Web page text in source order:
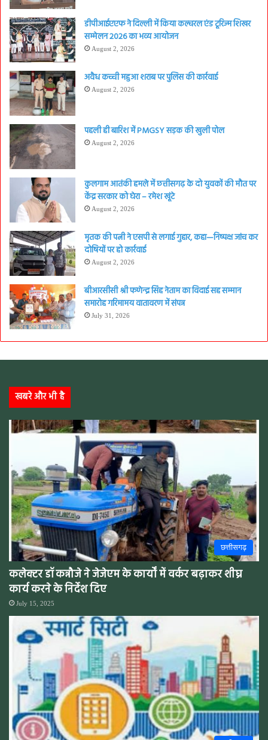
डीपीआईएएफ ने दिल्ली में किया कल्चरल एंड टूरिज्म शिखर
सम्मेलन 2026 का भव्य आयोजन
August 2, 2026
अवैध कच्ची महुआ शराब पर पुलिस की कार्रवाई
August 2, 2026
पहली ही बारिश में PMGSY सड़क की खुली पोल
August 2, 2026
कुलगाम आतंकी हमले में छत्तीसगढ़ के दो युवकों की मौत पर
केंद्र सरकार को घेरा – रमेश खूंटे
August 2, 2026
मृतक की पत्नी ने एसपी से लगाई गुहार, कहा—निष्पक्ष जांच कर
दोषियों पर हो कार्रवाई
August 2, 2026
बीआरसीसी श्री फणेन्द्र सिंह नेताम का विदाई सह सम्मान
समारोह गरिमामय वातावरण में संपन्न
July 31, 2026
खबरे और भी है
छत्तीसगढ़
कलेक्टर डॉ कन्नौजे ने जेजेएम के कार्यों में वर्कर बढ़ाकर शीघ्र
कार्य करने के निर्देश दिए
July 15, 2025